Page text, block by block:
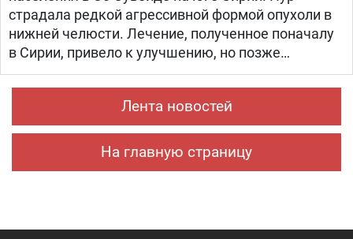
страдала редкой агрессивной формой опухоли в
нижней челюсти. Лечение, полученное поначалу
в Сирии, привело к улучшению, но позже
произошел рецидив болезни. Нур попала на
лечение в «Шибу» в рамках гуманитарного
проекта «Шевет-ахим» («Кровные братья).
Лента новостей
На главную страницу